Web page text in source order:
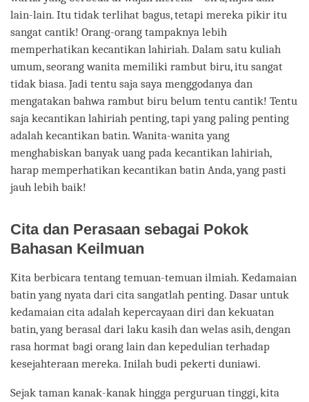
lain-lain. Itu tidak terlihat bagus, tetapi mereka pikir itu
sangat cantik! Orang-orang tampaknya lebih
memperhatikan kecantikan lahiriah. Dalam satu kuliah
umum, seorang wanita memiliki rambut biru, itu sangat
tidak biasa. Jadi tentu saja saya menggodanya dan
mengatakan bahwa rambut biru belum tentu cantik! Tentu
saja kecantikan lahiriah penting, tapi yang paling penting
adalah kecantikan batin. Wanita-wanita yang
menghabiskan banyak uang pada kecantikan lahiriah,
harap memperhatikan kecantikan batin Anda, yang pasti
jauh lebih baik!
Cita dan Perasaan sebagai Pokok
Bahasan Keilmuan
Kita berbicara tentang temuan-temuan ilmiah. Kedamaian
batin yang nyata dari cita sangatlah penting. Dasar untuk
kedamaian cita adalah kepercayaan diri dan kekuatan
batin, yang berasal dari laku kasih dan welas asih, dengan
rasa hormat bagi orang lain dan kepedulian terhadap
kesejahteraan mereka. Inilah budi pekerti duniawi.
Sejak taman kanak-kanak hingga perguruan tinggi, kita